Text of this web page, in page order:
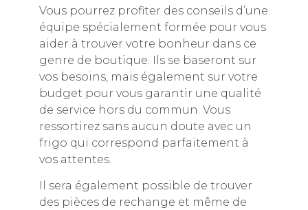
Vous pourrez profiter des conseils d’une
équipe spécialement formée pour vous
aider à trouver votre bonheur dans ce
genre de boutique. Ils se baseront sur
vos besoins, mais également sur votre
budget pour vous garantir une qualité
de service hors du commun. Vous
ressortirez sans aucun doute avec un
frigo qui correspond parfaitement à
vos attentes.
Il sera également possible de trouver
des pièces de rechange et même de